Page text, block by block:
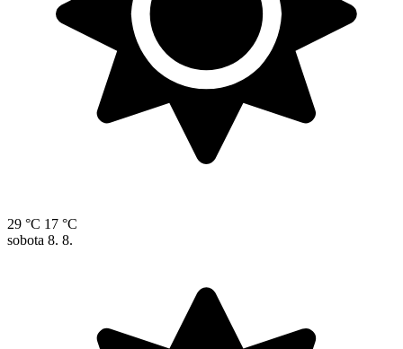
29 °C 17 °C
sobota 8. 8.